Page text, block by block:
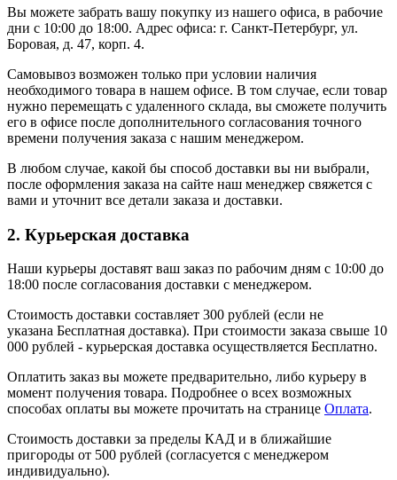
Вы можете забрать вашу покупку из нашего офиса, в рабочие
дни с 10:00 до 18:00. Адрес офиса: г. Санкт-Петербург, ул.
Боровая, д. 47, корп. 4.
Самовывоз возможен только при условии наличия
необходимого товара в нашем офисе. В том случае, если товар
нужно перемещать с удаленного склада, вы сможете получить
его в офисе после дополнительного согласования точного
времени получения заказа с нашим менеджером.
В любом случае, какой бы способ доставки вы ни выбрали,
после оформления заказа на сайте наш менеджер свяжется с
вами и уточнит все детали заказа и доставки.
2. Курьерская доставка
Наши курьеры доставят ваш заказ по рабочим дням с 10:00 до
18:00 после согласования доставки с менеджером.
Стоимость доставки составляет 300 рублей (если не
указана Бесплатная доставка). При стоимости заказа свыше 10
000 рублей - курьерская доставка осуществляется Бесплатно.
Оплатить заказ вы можете предварительно, либо курьеру в
момент получения товара. Подробнее о всех возможных
способах оплаты вы можете прочитать на странице Оплата.
Стоимость доставки за пределы КАД и в ближайшие
пригороды от 500 рублей (согласуется с менеджером
индивидуально).